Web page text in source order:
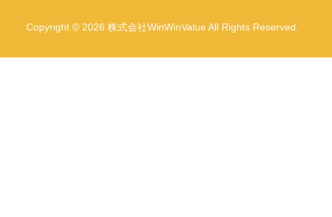
Copyright © 2026 株式会社WinWinValue All Rights Reserved.